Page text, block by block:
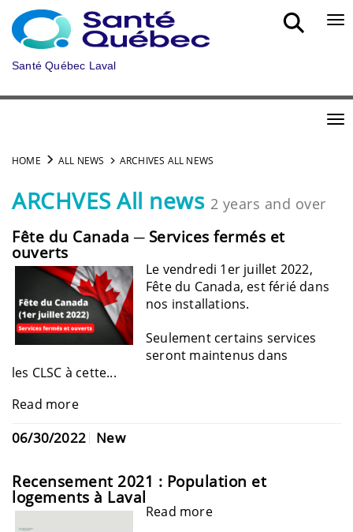
Skip to main content
Santé Québec Laval
HOME ALL NEWS ARCHIVES ALL NEWS
ARCHVES All news 2 years and over
Fête du Canada ─ Services fermés et
ouverts
Le vendredi 1er juillet 2022,
Fête du Canada, est férié dans
nos installations.
Seulement certains services
seront maintenus dans
les CLSC à cette...
Read more
06/30/2022 New
Recensement 2021 : Population et
logements à Laval
Read more